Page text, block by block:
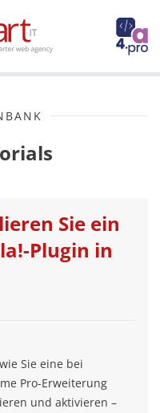
Sie ein
Plugin in
Sie eine bei
Pro-Erweiterung
und aktivieren –